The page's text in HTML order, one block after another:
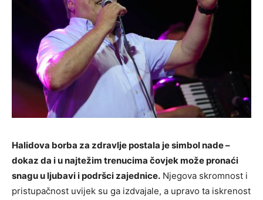
Halidova borba za zdravlje postala je simbol nade –
dokaz da i u najtežim trenucima čovjek može pronaći
snagu u ljubavi i podršci zajednice. Njegova skromnost i
pristupačnost uvijek su ga izdvajale, a upravo ta iskrenost